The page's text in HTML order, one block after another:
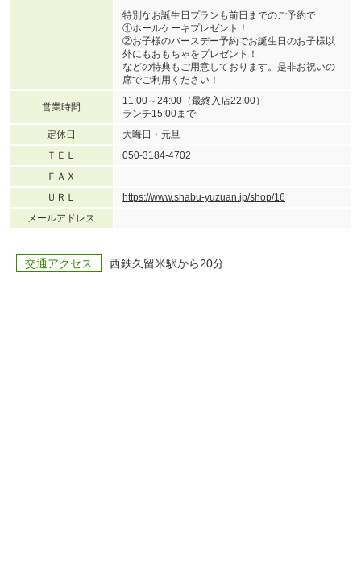
特別なお誕生日プランも前日までのご予約で
①ホールケーキプレゼント！
②お子様のバースデー予約でお誕生日のお子様以
外にもおもちゃをプレゼント！
などの特典もご用意しております。是非お祝いの
席でご利用ください！
営業時間
11:00～24:00（最終入店22:00）
ランチ15:00まで
定休日
大晦日・元旦
ＴＥＬ
050-3184-4702
ＦＡＸ
ＵＲＬ
https://www.shabu-yuzuan.jp/shop/16
メールアドレス
交通アクセス 西鉄久留米駅から20分